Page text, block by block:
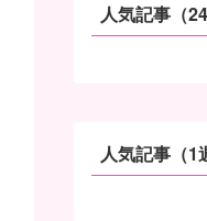
人気記事（
人気記事（1